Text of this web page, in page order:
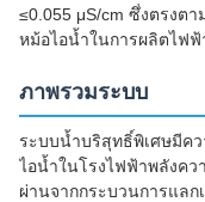
≤0.055 μS/cm ซึ่งตรงต
หม้อไอน้ำในการผลิตไฟ
ภาพรวมระบบ
ระบบน้ำบริสุทธิ์พิเศษมีค
ไอน้ำในโรงไฟฟ้าพลังค
ผ่านจากกระบวนการแล